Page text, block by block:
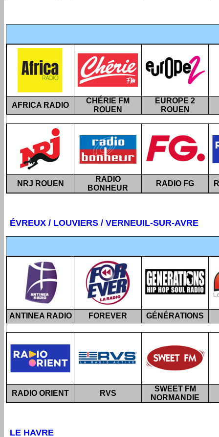
AFRICA RADIO
CHÉRIE FM
ROUEN
EUROPE 2
ROUEN
NRJ ROUEN
RADIO
BONHEUR
RADIO FG
ÉVREUX / LOUVIERS / VERNEUIL-SUR-AVRE
ANTINEA RADIO FOREVER GÉNÉRATIONS
RADIO ORIENT RVS
SWEET FM
NORMANDIE
LE HAVRE